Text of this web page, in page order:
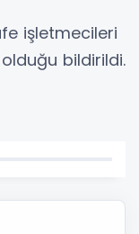
işletmecileri
bildirildi.